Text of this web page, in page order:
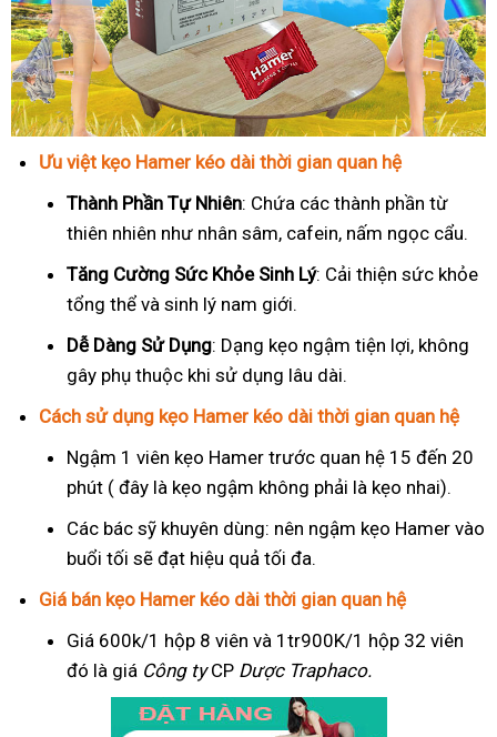
Ưu việt kẹo Hamer kéo dài thời gian quan hệ
Thành Phần Tự Nhiên: Chứa các thành phần từ
thiên nhiên như nhân sâm, cafein, nấm ngọc cẩu.
Tăng Cường Sức Khỏe Sinh Lý: Cải thiện sức khỏe
tổng thể và sinh lý nam giới.
Dễ Dàng Sử Dụng: Dạng kẹo ngậm tiện lợi, không
gây phụ thuộc khi sử dụng lâu dài.
Cách sử dụng kẹo Hamer kéo dài thời gian quan hệ
Ngậm 1 viên kẹo Hamer trước quan hệ 15 đến 20
phút ( đây là kẹo ngậm không phải là kẹo nhai).
Các bác sỹ khuyên dùng: nên ngậm kẹo Hamer vào
buổi tối sẽ đạt hiệu quả tối đa.
Giá bán kẹo Hamer kéo dài thời gian quan hệ
Giá 600k/1 hộp 8 viên và 1tr900K/1 hộp 32 viên
đó là giá Công tyCP Dược Traphaco.